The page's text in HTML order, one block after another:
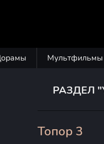
Мультфильмы
РАЗДЕЛ
Топор 3